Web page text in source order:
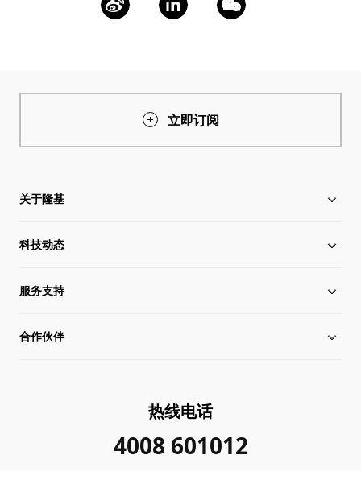
立即订阅
关于隆基
关于隆基
全球化布局
管理层信息
科技动态
硅片价格
行业动态
服务支持
下载中心
合作伙伴
热线电话
4008 601012